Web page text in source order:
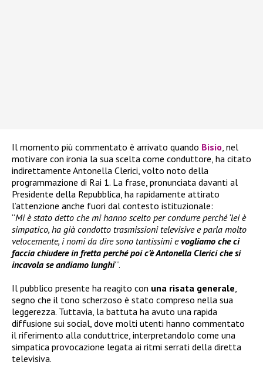
Il momento più commentato è arrivato quando Bisio , nel
motivare con ironia la sua scelta come conduttore, ha citato
indirettamente Antonella Clerici, volto noto della
programmazione di Rai 1. La frase, pronunciata davanti al
Presidente della Repubblica, ha rapidamente attirato
l’attenzione anche fuori dal contesto istituzionale:
“Mi è stato detto che mi hanno scelto per condurre perché ‘lei è
simpatico, ha già condotto trasmissioni televisive e parla molto
velocemente, i nomi da dire sono tantissimi evogliamo che ci
faccia chiudere in fretta perché poi c’è Antonella Clerici che si
incavola se andiamo lunghi’”.
Il pubblico presente ha reagito con una risata generale
segno che il tono scherzoso è stato compreso nella sua
leggerezza. Tuttavia, la battuta ha avuto una rapida
diffusione sui social, dove molti utenti hanno commentato
il riferimento alla conduttrice, interpretandolo come una
simpatica provocazione legata ai ritmi serrati della diretta
televisiva.